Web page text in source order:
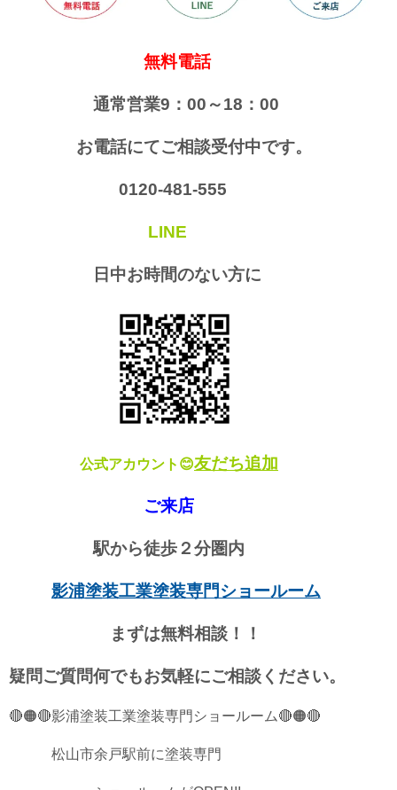
無料電話
通常営業9：00～18：00
お電話にてご相談受付中です。
0120-481-555
LINE
日中お時間のない方に
公式アカウント😊友だち追加
ご来店
駅から徒歩２分圏内
影浦塗装工業塗装専門ショールーム
まずは無料相談！！
疑問ご質問何でもお気軽にご相談ください。
🔴🟠🔴影浦塗装工業塗装専門ショールーム🔴🟠🔴
松山市余戸駅前に塗装専門